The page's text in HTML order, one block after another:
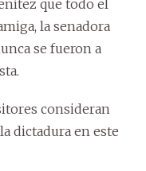
que todo el
la senadora
se fueron a
consideran
dictadura en este